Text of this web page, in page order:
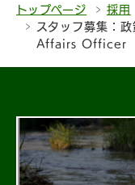
トップページ
採用
スタッフ募集：
Affairs Officer